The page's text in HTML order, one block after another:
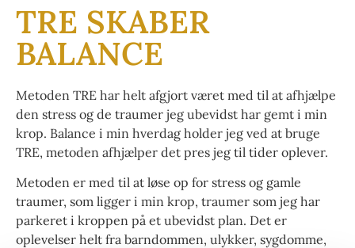
TRE SKABER
BALANCE
Metoden TRE har helt afgjort været med til at afhjælpe
den stress og de traumer jeg ubevidst har gemt i min
krop. Balance i min hverdag holder jeg ved at bruge
TRE, metoden afhjælper det pres jeg til tider oplever.
Metoden er med til at løse op for stress og gamle
traumer, som ligger i min krop, traumer som jeg har
parkeret i kroppen på et ubevidst plan. Det er
oplevelser helt fra barndommen, ulykker, sygdomme,